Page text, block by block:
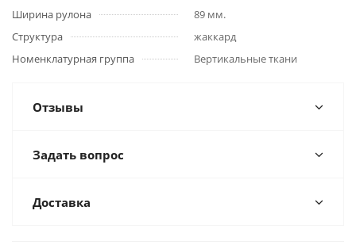
Ширина рулона
89 мм.
Структура
жаккард
Номенклатурная группа
Вертикальные ткани
Отзывы
Задать вопрос
Доставка